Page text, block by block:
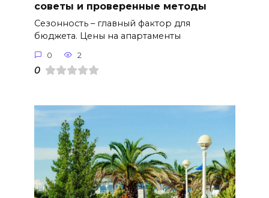
советы и проверенные методы
Сезонность – главный фактор для
бюджета. Цены на апартаменты
0 2
0